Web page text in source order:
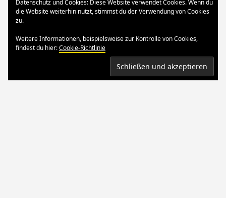
August 2013
Oktober 2012
März 2012
Datenschutz und Cookies: Diese Website verwendet Cookies. Wenn du
die Website weiterhin nutzt, stimmst du der Verwendung von Cookies
zu.
Weitere Informationen, beispielsweise zur Kontrolle von Cookies,
findest du hier:Cookie-Richtlinie